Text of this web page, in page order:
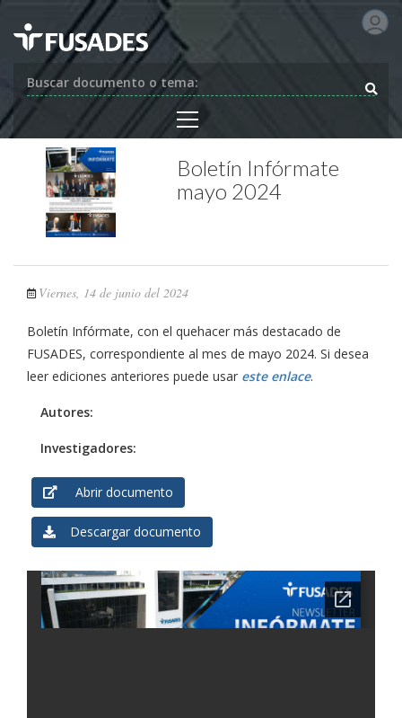
Buscar documento o tema:
Boletín Infórmate
mayo 2024
Viernes, 14 de junio del 2024
Boletín Infórmate, con el quehacer más destacado de
FUSADES, correspondiente al mes de mayo 2024. Si desea
leer ediciones anteriores puede usar este enlace.
Autores:
Investigadores:
Abrir documento
Descargar documento